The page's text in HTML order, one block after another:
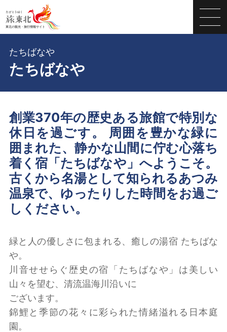
たちばなや
たちばなや
創業370年の歴史ある旅館で特別な
休日を過ごす。 周囲を豊かな緑に
囲まれた、静かな山間に佇む心落ち
着く宿「たちばなや」へようこそ。
古くから名湯として知られるあつみ
温泉で、ゆったりした時間をお過ご
しください。
緑と人の優しさに包まれる、癒しの湯宿 たちばな
や。
川音せせらぐ歴史の宿「たちばなや」は美しい
山々を望む、清流温海川沿いに
ございます。
錦鯉と季節の花々に彩られた情緒溢れる日本庭
園。